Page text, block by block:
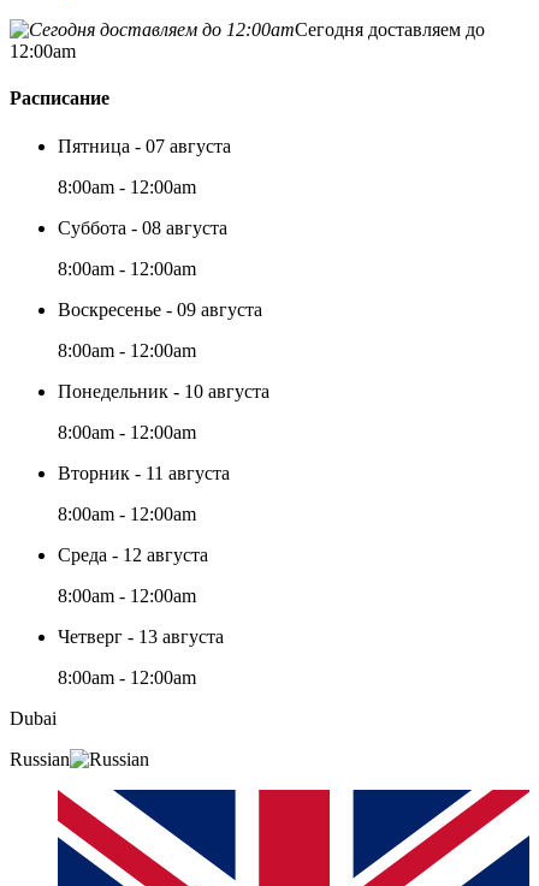
Сегодня доставляем до
12:00am
Расписание
Пятница - 07 августа
8:00am - 12:00am
Суббота - 08 августа
8:00am - 12:00am
Воскресенье - 09 августа
8:00am - 12:00am
Понедельник - 10 августа
8:00am - 12:00am
Вторник - 11 августа
8:00am - 12:00am
Среда - 12 августа
8:00am - 12:00am
Четверг - 13 августа
8:00am - 12:00am
Dubai
Russian